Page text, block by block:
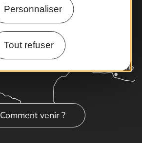
Personnaliser
Tout refuser
Comment venir ?